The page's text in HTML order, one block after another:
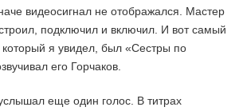
видеосигнал не отображался. Мастер
подключил и включил. И вот самый
я увидел, был «Сестры по
его Горчаков.
еще один голос. В титрах